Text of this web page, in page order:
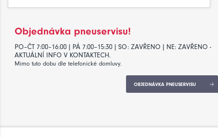
Objednávka pneuservisu!
PO–ČT 7:00–16:00 | PÁ 7:00–15:30 | SO: ZAVŘENO | NE: ZAVŘENO -
AKTUÁLNÍ INFO V KONTAKTECH.
Mimo tuto dobu dle telefonické domluvy.
OBJEDNÁVKA PNEUSERVISU